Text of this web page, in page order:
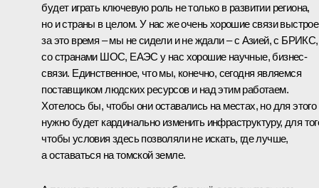
будет играть ключевую роль не только в развитии региона,
но и страны в целом. У нас же очень хорошие связи
за это время – мы не сидели и не ждали – с Азией, с БРИКС,
со странами ШОС, ЕАЭС у нас хорошие научные, бизнес-
связи. Единственное, что мы, конечно, сегодня являемся
поставщиком людских ресурсов и над этим работаем.
Хотелось бы, чтобы они оставались на местах, но для этого
нужно будет кардинально изменить инфраструктуру, для
чтобы условия здесь позволяли не искать, где лучше,
а оставаться на томской земле.